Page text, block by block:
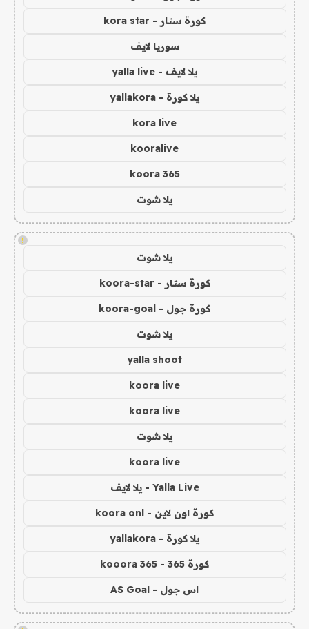
كورة ستار - kora star
سوريا لايف
يلا لايف - yalla live
يلا كورة - yallakora
kora live
kooralive
koora 365
يلا شوت
!
يلا شوت
كورة ستار - koora-star
كورة جول - koora-goal
يلا شوت
yalla shoot
koora live
koora live
يلا شوت
koora live
Yalla Live - يلا لايف
كورة اون لاين - koora onl
يلا كورة - yallakora
كورة 365 - kooora 365
اس جول - AS Goal